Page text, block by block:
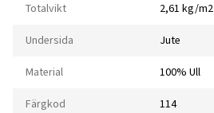
Totalvikt 2,61 kg/m2
Undersida Jute
Material 100% Ull
Färgkod 114